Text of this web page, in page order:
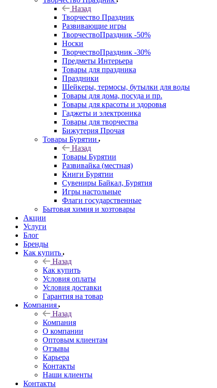
Назад
Творчество Праздник
Развивающие игры
ТворчествоПраздник -50%
Носки
ТворчествоПраздник -30%
Предметы Интерьера
Товары для праздника
Праздники
Шейкеры, термосы, бутылки для воды
Товары для дома, посуда и пр.
Товары для красоты и здоровья
Гаджеты и электроника
Товары для творчества
Бижутерия Прочая
Товары Бурятии
Назад
Товары Бурятии
Развивайка (местная)
Книги Бурятии
Сувениры Байкал, Бурятия
Игры настольные
Флаги государственные
Бытовая химия и хозтовары
Акции
Услуги
Блог
Бренды
Как купить
Назад
Как купить
Условия оплаты
Условия доставки
Гарантия на товар
Компания
Назад
Компания
О компании
Оптовым клиентам
Отзывы
Карьера
Контакты
Наши клиенты
Контакты